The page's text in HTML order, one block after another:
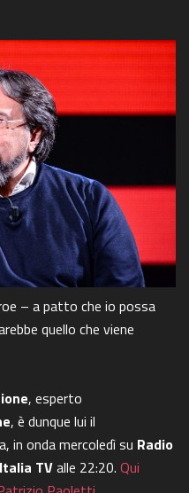
– a patto che io possa
quello che viene
, esperto
, è dunque lui il
in onda mercoledì su Radio
TValle 22:20. Qui